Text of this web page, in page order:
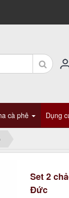
cà phê Dụng
Set 2
Đức